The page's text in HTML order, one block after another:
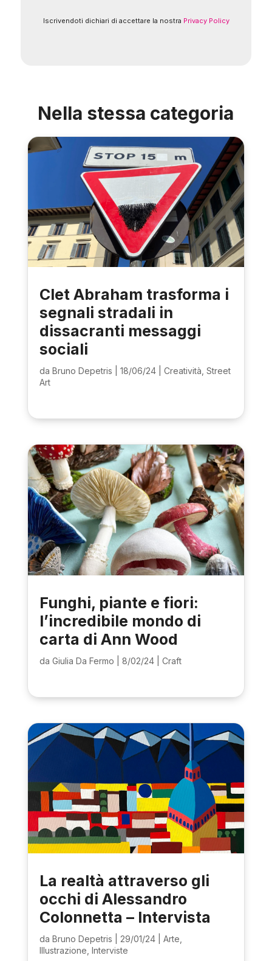
Iscrivendoti dichiari di accettare la nostra Privacy Policy
Nella stessa categoria
Clet Abraham trasforma i
segnali stradali in
dissacranti messaggi
sociali
da Bruno Depetris 18/06/24| Creatività Street
Art
Funghi, piante e fiori:
l’incredibile mondo di
carta di Ann Wood
da Giulia Da Fermo 8/02/24| Craft
La realtà attraverso gli
occhi di Alessandro
Colonnetta – Intervista
da Bruno Depetris 29/01/24| Arte
Illustrazione Interviste